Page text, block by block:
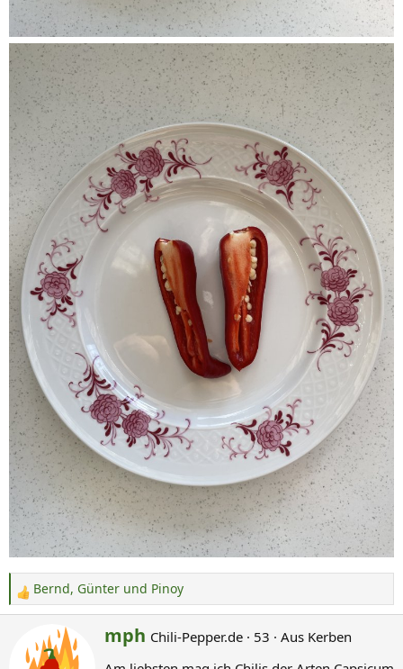
R
e
Bernd, Günter und Pinoy
G
mph Chili-Pepper.de · 53 · Aus Kerben